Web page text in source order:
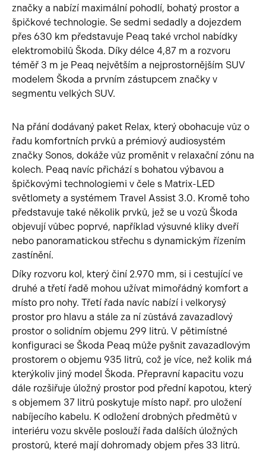
značky a nabízí maximální pohodlí, bohatý prostor a
špičkové technologie. Se sedmi sedadly a dojezdem
přes 630 km představuje Peaq také vrchol nabídky
elektromobilů Škoda. Díky délce 4,87 m a rozvoru
téměř 3 m je Peaq největším a nejprostornějším SUV
modelem Škoda a prvním zástupcem značky v
segmentu velkých SUV.
Na přání dodávaný paket Relax, který obohacuje vůz o
řadu komfortních prvků a prémiový audiosystém
značky Sonos, dokáže vůz proměnit v relaxační zónu na
kolech. Peaq navíc přichází s bohatou výbavou a
špičkovými technologiemi v čele s Matrix-LED
světlomety a systémem Travel Assist 3.0. Kromě toho
představuje také několik prvků, jež se u vozů Škoda
objevují vůbec poprvé, například výsuvné kliky dveří
nebo panoramatickou střechu s dynamickým řízením
zastínění.
Díky rozvoru kol, který činí 2.970 mm, si i cestující ve
druhé a třetí řadě mohou užívat mimořádný komfort a
místo pro nohy. Třetí řada navíc nabízí i velkorysý
prostor pro hlavu a stále za ní zůstává zavazadlový
prostor o solidním objemu 299 litrů. V pětimístné
konfiguraci se Škoda Peaq může pyšnit zavazadlovým
prostorem o objemu 935 litrů, což je více, než kolik má
kterýkoliv jiný model Škoda. Přepravní kapacitu vozu
dále rozšiřuje úložný prostor pod přední kapotou, který
s objemem 37 litrů poskytuje místo např. pro uložení
nabíjecího kabelu. K odložení drobných předmětů v
interiéru vozu skvěle poslouží řada dalších úložných
prostorů, které mají dohromady objem přes 33 litrů.